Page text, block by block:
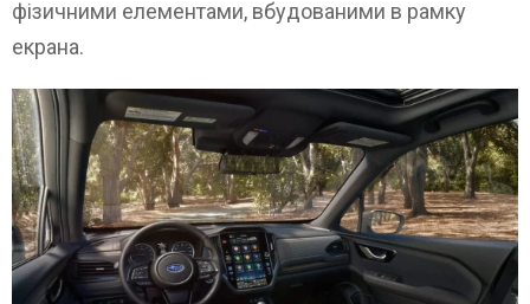
фізичними елементами, вбудованими в рамку
екрана.